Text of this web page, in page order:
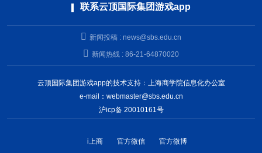
联系云顶国际集团游戏app
新闻投稿 : news@sbs.edu.cn
新闻热线 : 86-21-64870020
云顶国际集团游戏app的技术支持：上海商学院信息化办公室
e-mail： webmaster@sbs.edu.cn
沪icp备 20010161号
i上商 官方微信 官方微博